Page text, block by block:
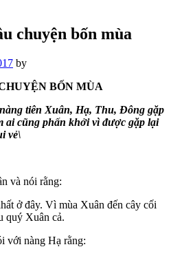
chuyện bốn mùa
by
BỐN MÙA
tiên Xuân, Hạ, Thu, Đông gặp
ai cũng phấn khởi vì được gặp lại
vẻ\
và nói rằng:
ở đây. Vì mùa Xuân đến cây cối
quý Xuân cả.
với nàng Hạ rằng: